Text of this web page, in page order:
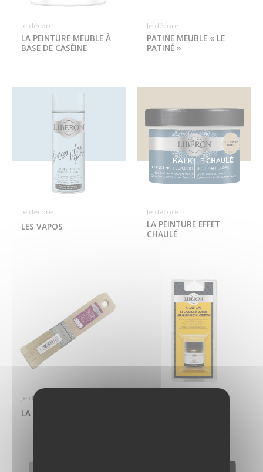
Je décore
LA PEINTURE MEUBLE À
BASE DE CASÉINE
Je décore
PATINE MEUBLE « LE
PATINÉ »
Je décore
LES VAPOS
Je décore
LA PEINTURE EFFET
CHAULÉ
Je décore
LA BROSSE À LISSER